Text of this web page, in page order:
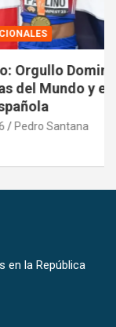
que
Reconocida
en la República